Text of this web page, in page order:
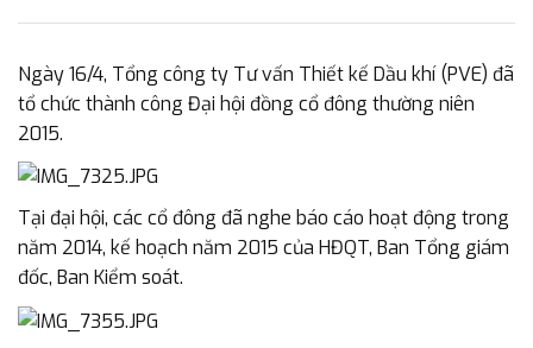
Ngày 16/4, Tổng công ty Tư vấn Thiết kế Dầu khí (PVE) đã
tổ chức thành công Đại hội đồng cổ đông thường niên
2015.
Tại đại hội, các cổ đông đã nghe báo cáo hoạt động trong
năm 2014, kế hoạch năm 2015 của HĐQT, Ban Tổng giám
đốc, Ban Kiểm soát.